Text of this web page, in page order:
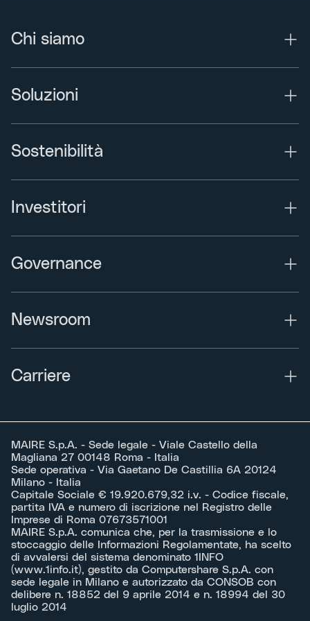
Chi siamo
Soluzioni
Sostenibilità
Investitori
Governance
Newsroom
Carriere
MAIRE S.p.A. - Sede legale - Viale Castello della
Magliana 27 00148 Roma - Italia
Sede operativa - Via Gaetano De Castillia 6A 20124
Milano - Italia
Capitale Sociale € 19.920.679,32 i.v. - Codice fiscale,
partita IVA e numero di iscrizione nel Registro delle
Imprese di Roma 07673571001
MAIRE S.p.A. comunica che, per la trasmissione e lo
stoccaggio delle Informazioni Regolamentate, ha scelto
di avvalersi del sistema denominato 1INFO
(www.1info.it), gestito da Computershare S.p.A. con
sede legale in Milano e autorizzato da CONSOB con
delibere n. 18852 del 9 aprile 2014 e n. 18994 del 30
luglio 2014